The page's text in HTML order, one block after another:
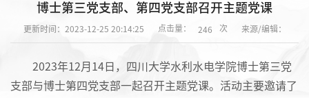
博士第三党支部、第四党支部召开主题党课
更新时间：2023-12-25 20:14:25 点击量： 246 次 来源/编辑：
2023年12月14日，四川大学水利水电学院博士第三党
支部与博士第四党支部一起召开主题党课。活动主要邀请了